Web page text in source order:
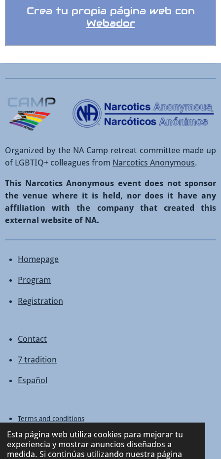
Esta página web utiliza cookies para mejorar tu
experiencia y mostrar anuncios diseñados a
medida. Si continúas utilizando nuestra página
Crea tu propia página web con
Webador
Organized by the NA Camp retreat committee made up
of LGBTIQ+ colleagues from Narcotics Anonymous.
This Narcotics Anonymous event does not sponsor
the venue where it is held, nor does it have any
affiliation with the company that created this
external website of NA.
Homepage
Program
Registration
Contact
7 tradition
Español
Terms and conditions
Privacy Policy
Legal notice